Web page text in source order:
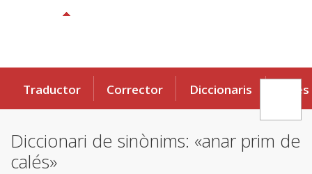
Traductor Corrector Diccionaris Eines
Diccionari de sinònims: «anar prim de
calés»